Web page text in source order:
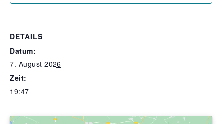
DETAILS
Datum:
7. August 2026
Zeit:
19:47